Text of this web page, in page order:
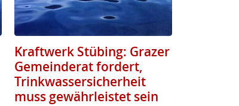
Kraftwerk Stübing: Grazer
Gemeinderat fordert,
Trinkwassersicherheit
muss gewährleistet sein